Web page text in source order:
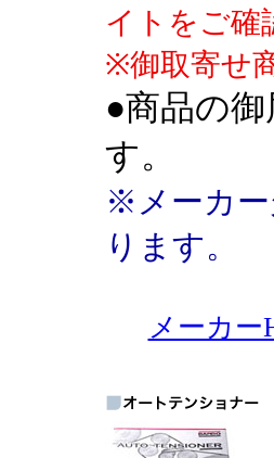
イトをご確
※御取寄せ
●商品の
す。
※メーカー
ります。
メーカー